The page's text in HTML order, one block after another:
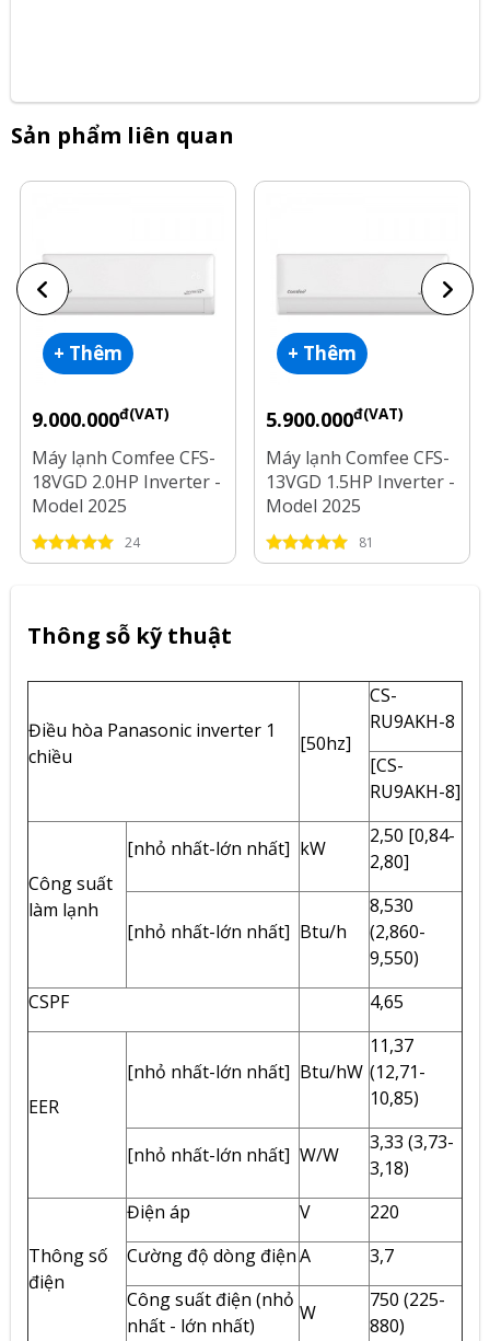
Sản phẩm liên quan
+ Thêm
9.000.000đ(VAT)
Máy lạnh Comfee CFS-
18VGD 2.0HP Inverter -
Model 2025
24
+ Thêm
5.900.000đ(VAT)
Máy lạnh Comfee CFS-
13VGD 1.5HP Inverter -
Model 2025
81
Thông sỗ kỹ thuật
Điều hòa Panasonic inverter 1
chiều
[50hz]
CS-
RU9AKH-8
[CS-
RU9AKH-8]
Công suất
làm lạnh
[nhỏ nhất-lớn nhất] kW
2,50 [0,84-
2,80]
[nhỏ nhất-lớn nhất] Btu/h
8,530
(2,860-
9,550)
CSPF
4,65
EER
[nhỏ nhất-lớn nhất] Btu/hW
11,37
(12,71-
10,85)
[nhỏ nhất-lớn nhất] W/W
3,33 (3,73-
3,18)
Thông số
điện
Điện áp V
220
Cường độ dòng điệnA
3,7
Công suất điện (nhỏ
nhất - lớn nhất)
W
750 (225-
880)